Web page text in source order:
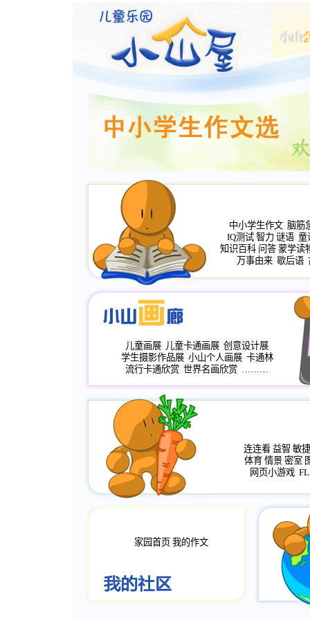
中小学生作文 脑筋
IQ测试 智力 谜语 童
知识百科 问答 蒙学读
万事由来 歇后语
儿童画展 儿童卡通画展 创意设计展
学生摄影作品展 小山个人画展 卡通林
流行卡通欣赏 世界名画欣赏 ………
连连看 益智 敏捷
体育 情景 密室
网页小游戏
家园首页 我的作文